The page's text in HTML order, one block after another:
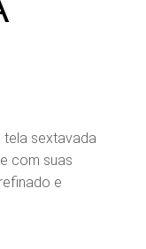
sextavada
com suas
e